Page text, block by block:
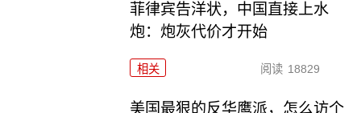
菲律宾告洋状，中国直接上水
炮：炮灰代价才开始
相关 阅读 18829
美国最狠的反华鹰派，怎么访个